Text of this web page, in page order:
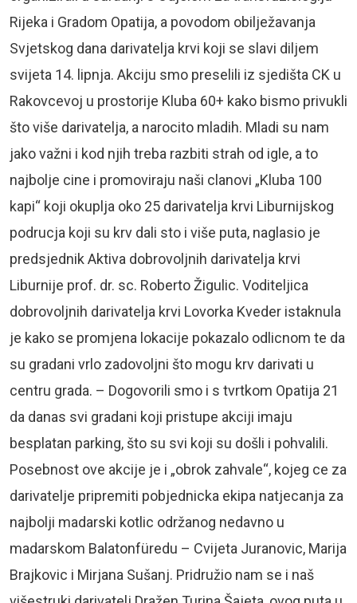
Rijeka i Gradom Opatija, a povodom obilježavanja
Svjetskog dana darivatelja krvi koji se slavi diljem
svijeta 14. lipnja. Akciju smo preselili iz sjedišta CK u
Rakovcevoj u prostorije Kluba 60+ kako bismo privukli
što više darivatelja, a narocito mladih. Mladi su nam
jako važni i kod njih treba razbiti strah od igle, a to
najbolje cine i promoviraju naši clanovi „Kluba 100
kapi“ koji okuplja oko 25 darivatelja krvi Liburnijskog
podrucja koji su krv dali sto i više puta, naglasio je
predsjednik Aktiva dobrovoljnih darivatelja krvi
Liburnije prof. dr. sc. Roberto Žigulic. Voditeljica
dobrovoljnih darivatelja krvi Lovorka Kveder istaknula
je kako se promjena lokacije pokazalo odlicnom te da
su gradani vrlo zadovoljni što mogu krv darivati u
centru grada. – Dogovorili smo i s tvrtkom Opatija 21
da danas svi gradani koji pristupe akciji imaju
besplatan parking, što su svi koji su došli i pohvalili.
Posebnost ove akcije je i „obrok zahvale“, kojeg ce za
darivatelje pripremiti pobjednicka ekipa natjecanja za
najbolji madarski kotlic održanog nedavno u
madarskom Balatonfüredu – Cvijeta Juranovic, Marija
Brajkovic i Mirjana Sušanj. Pridružio nam se i naš